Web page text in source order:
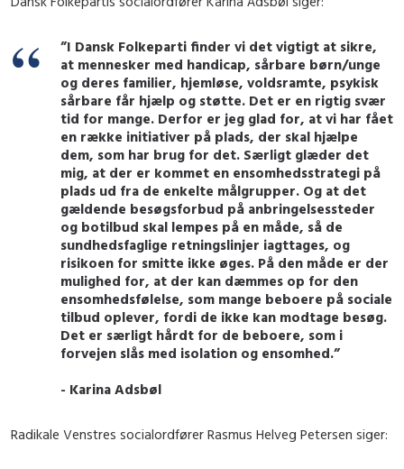
”I Dansk Folkeparti finder vi det vigtigt at sikre,
at mennesker med handicap, sårbare børn/unge
og deres familier, hjemløse, voldsramte, psykisk
sårbare får hjælp og støtte. Det er en rigtig svær
tid for mange. Derfor er jeg glad for, at vi har fået
en række initiativer på plads, der skal hjælpe
dem, som har brug for det. Særligt glæder det
mig, at der er kommet en ensomhedsstrategi på
plads ud fra de enkelte målgrupper. Og at det
gældende besøgsforbud på anbringelsessteder
og botilbud skal lempes på en måde, så de
sundhedsfaglige retningslinjer iagttages, og
risikoen for smitte ikke øges. På den måde er der
mulighed for, at der kan dæmmes op for den
ensomhedsfølelse, som mange beboere på sociale
tilbud oplever, fordi de ikke kan modtage besøg.
Det er særligt hårdt for de beboere, som i
forvejen slås med isolation og ensomhed.”
- Karina Adsbøl
Radikale Venstres socialordfører Rasmus Helveg Petersen siger: